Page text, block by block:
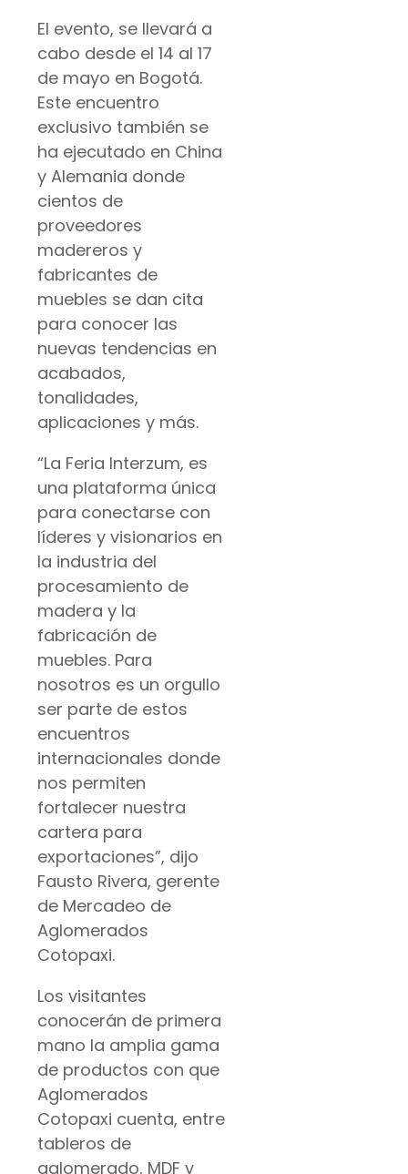
El evento, se llevará a
cabo desde el 14 al 17
de mayo en Bogotá.
Este encuentro
exclusivo también se
ha ejecutado en China
y Alemania donde
cientos de
proveedores
madereros y
fabricantes de
muebles se dan cita
para conocer las
nuevas tendencias en
acabados,
tonalidades,
aplicaciones y más.
“La Feria Interzum, es
una plataforma única
para conectarse con
líderes y visionarios en
la industria del
procesamiento de
madera y la
fabricación de
muebles. Para
nosotros es un orgullo
ser parte de estos
encuentros
internacionales donde
nos permiten
fortalecer nuestra
cartera para
exportaciones”, dijo
Fausto Rivera, gerente
de Mercadeo de
Aglomerados
Cotopaxi.
Los visitantes
conocerán de primera
mano la amplia gama
de productos con que
Aglomerados
Cotopaxi cuenta, entre
tableros de
aglomerado, MDF y